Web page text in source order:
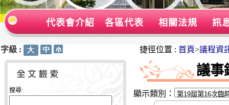
代表會介紹 各區代表 相關法規 訊
字級 :
搜尋:
捷徑位置 : 首頁>議程資
議事
顯示類別：